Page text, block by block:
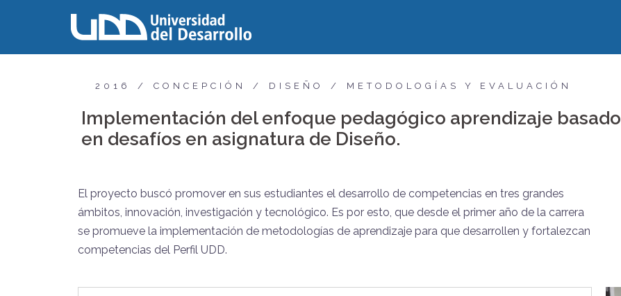
2016 CONCEPCIÓN DISEÑO METODOLOGÍAS Y EVALUACIÓN
Implementación del enfoque pedagógico aprendizaje basado
en desafíos en asignatura de Diseño.
El proyecto buscó promover en sus estudiantes el desarrollo de competencias en tres grandes
ámbitos, innovación, investigación y tecnológico. Es por esto, que desde el primer año de la carrera
se promueve la implementación de metodologías de aprendizaje para que desarrollen y fortalezcan
competencias del Perfil UDD.